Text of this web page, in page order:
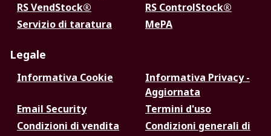
RS VendStock®
RS ControlStock®
Servizio di taratura
MePA
Legale
Informativa Cookie
Informativa Privacy -
Aggiornata
Email Security
Termini d'uso
Condizioni di vendita
Condizioni generali di